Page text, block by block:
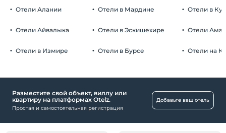
Отели Алании
Отели Айвалыка
Отели в Измире
Отели в Мардине
Отели в Эскишехире
Отели в Бурсе
Отели в
Отели
Отели на
Разместите свой объект, виллу или
квартиру на платформах Otelz.
Простая и самостоятельная регистрация
Добавьте ваш отель